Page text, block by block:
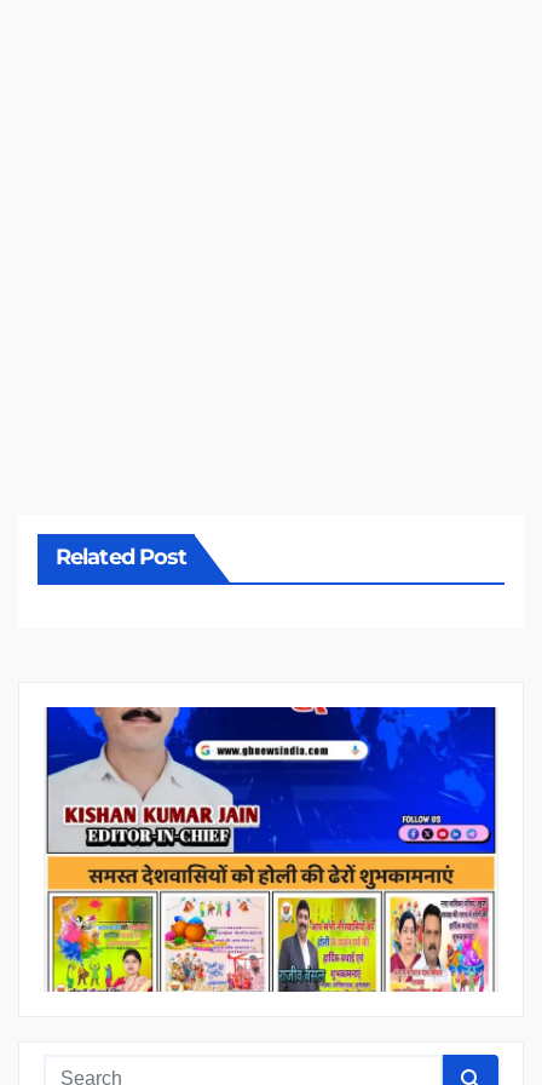
Related Post